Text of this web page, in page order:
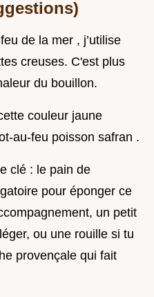
de la mer , j’utilise
creuses. C'est plus
du bouillon.
couleur jaune
au-feu poisson safran .
clé : le pain de
pour éponger ce
un petit
ou une rouille si tu
provençale qui fait